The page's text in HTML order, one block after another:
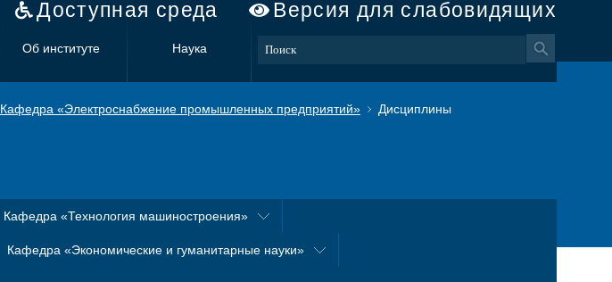
Доступная среда Версия для слабовидящих
Об институте Наука
Кафедра «Электроснабжение промышленных предприятий» Дисциплины
Кафедра «Технология машиностроения»
Кафедра «Экономические и гуманитарные науки»